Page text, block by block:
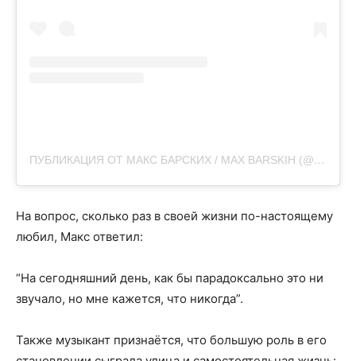
ПУБЛИКАЦИЯ ОТ МАКС БАРСКИХ / MAX BARSKIH (@MAX_BARSKIH)
На вопрос, сколько раз в своей жизни по-настоящему
любил, Макс ответил:
“На сегодняшний день, как бы парадоксально это ни
звучало, но мне кажется, что никогда”.
Также музыкант признаётся, что большую роль в его